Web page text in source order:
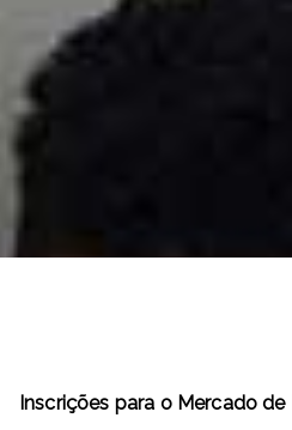
Inscrições para o Mercado